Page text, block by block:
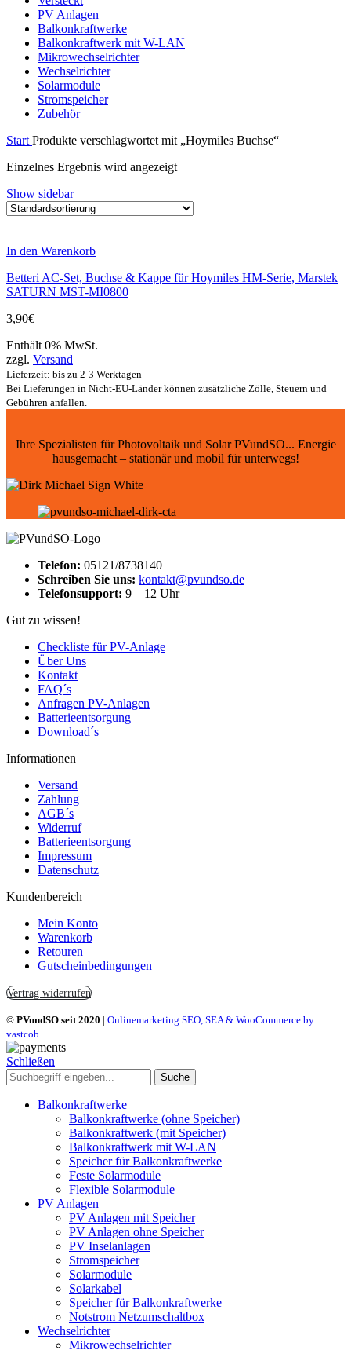
PV Anlagen
Balkonkraftwerke
Balkonkraftwerk mit W-LAN
Mikrowechselrichter
Wechselrichter
Solarmodule
Stromspeicher
Zubehör
Start Produkte verschlagwortet mit „Hoymiles Buchse“
Einzelnes Ergebnis wird angezeigt
Show sidebar
In den Warenkorb
Betteri AC-Set, Buchse & Kappe für Hoymiles HM-Serie, Marstek
SATURN MST-MI0800
3,90€
Enthält 0% MwSt.
zzgl. Versand
Lieferzeit: bis zu 2-3 Werktagen
Bei Lieferungen in Nicht-EU-Länder können zusätzliche Zölle, Steuern und
Gebühren anfallen.
Ihre Spezialisten für Photovoltaik und Solar PVundSO... Energie
hausgemacht – stationär und mobil für unterwegs!
Telefon: 05121/8738140
Schreiben Sie uns: kontakt@pvundso.de
Telefonsupport: 9 – 12 Uhr
Gut zu wissen!
Checkliste für PV-Anlage
Über Uns
Kontakt
FAQ´s
Anfragen PV-Anlagen
Batterieentsorgung
Download´s
Informationen
Versand
Zahlung
AGB´s
Widerruf
Batterieentsorgung
Impressum
Datenschutz
Kundenbereich
Mein Konto
Warenkorb
Retouren
Gutscheinbedingungen
Vertrag widerrufen
© PVundSO seit 2020 | Onlinemarketing SEO, SEA & WooCommerce by
vastcob
Schließen
Suche
Balkonkraftwerke
Balkonkraftwerke (ohne Speicher)
Balkonkraftwerk (mit Speicher)
Balkonkraftwerk mit W-LAN
Speicher für Balkonkraftwerke
Feste Solarmodule
Flexible Solarmodule
PV Anlagen
PV Anlagen mit Speicher
PV Anlagen ohne Speicher
PV Inselanlagen
Stromspeicher
Solarmodule
Solarkabel
Speicher für Balkonkraftwerke
Notstrom Netzumschaltbox
Wechselrichter
Mikrowechselrichter